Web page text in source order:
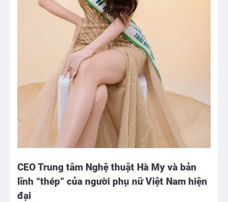
CEO Trung tâm Nghệ thuật Hà My và bản
lĩnh “thép” của người phụ nữ Việt Nam hiện
đại